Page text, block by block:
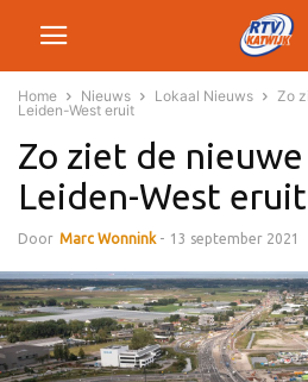
Home Nieuws Lokaal Nieuws
Zo
Leiden-West eruit
Zo ziet de
Leiden-West eruit
Door Marc Wonnink - 13 september 2021